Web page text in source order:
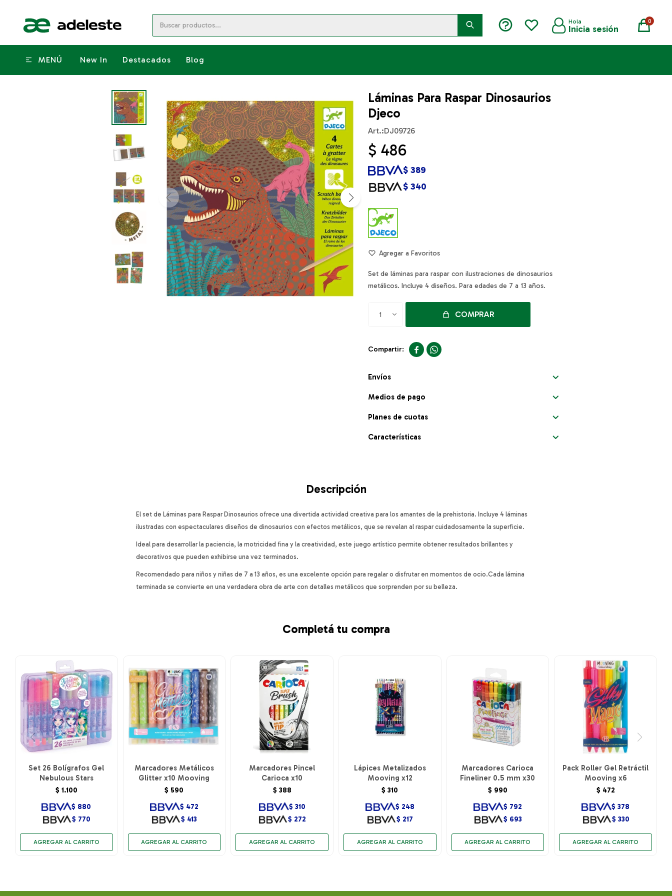
MENÚ New In Destacados Blog
0
Láminas Para Raspar Dinosaurios
Djeco
DJ09726
$ 486
$ 340
$ 389
Set de láminas para raspar con ilustraciones de dinosaurios
metálicos. Incluye 4 diseños. Para edades de 7 a 13 años.
1 COMPRAR
 
Envíos
Medios de pago
Planes de cuotas
Características
Descripción
El set de Láminas para Raspar Dinosaurios ofrece una divertida actividad creativa para los amantes de la prehistoria. Incluye 4 láminas
ilustradas con espectaculares diseños de dinosaurios con efectos metálicos, que se revelan al raspar cuidadosamente la superficie.
Ideal para desarrollar la paciencia, la motricidad fina y la creatividad, este juego artístico permite obtener resultados brillantes y
decorativos que pueden exhibirse una vez terminados.
Recomendado para niños y niñas de 7 a 13 años, es una excelente opción para regalar o disfrutar en momentos de ocio.Cada lámina
terminada se convierte en una verdadera obra de arte con detalles metálicos que sorprenden por su belleza.
Completá tu compra
Set 26 Bolígrafos Gel
Nebulous Stars
$ 1.100
$ 770
$ 880
Marcadores Metálicos
Glitter x10 Mooving
$ 590
$ 413
$ 472
Marcadores Pincel
Carioca x10
$ 388
$ 272
$ 310
Lápices Metalizados
Mooving x12
$ 310
$ 217
$ 248
Marcadores Carioca
Fineliner 0.5 mm x30
$ 990
$ 693
$ 792
Pack Roller Gel Retráctil
Mooving x6
$ 472
$ 330
$ 378